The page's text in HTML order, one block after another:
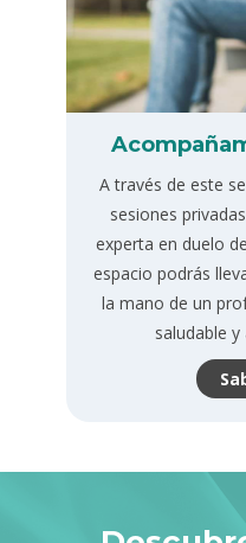
A través de este
sesiones
experta en duelo
espacio podrás
la mano de un
saludable